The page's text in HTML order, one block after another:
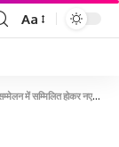
Aa
की आशा, आकांक्षा और अटूट विश्वास के केंद्र